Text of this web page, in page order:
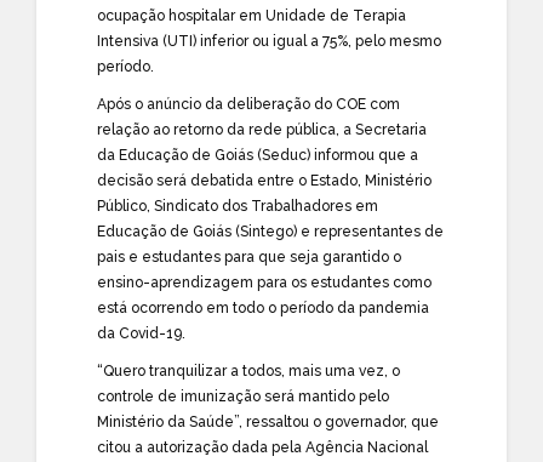
ocupação hospitalar em Unidade de Terapia
Intensiva (UTI) inferior ou igual a 75%, pelo mesmo
período.
Após o anúncio da deliberação do COE com
relação ao retorno da rede pública, a Secretaria
da Educação de Goiás (Seduc) informou que a
decisão será debatida entre o Estado, Ministério
Público, Sindicato dos Trabalhadores em
Educação de Goiás (Sintego) e representantes de
pais e estudantes para que seja garantido o
ensino-aprendizagem para os estudantes como
está ocorrendo em todo o período da pandemia
da Covid-19.
“Quero tranquilizar a todos, mais uma vez, o
controle de imunização será mantido pelo
Ministério da Saúde”, ressaltou o governador, que
citou a autorização dada pela Agência Nacional